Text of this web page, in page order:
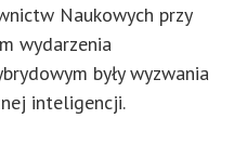
Naukowych przy
wydarzenia
były wyzwania
inteligencji.